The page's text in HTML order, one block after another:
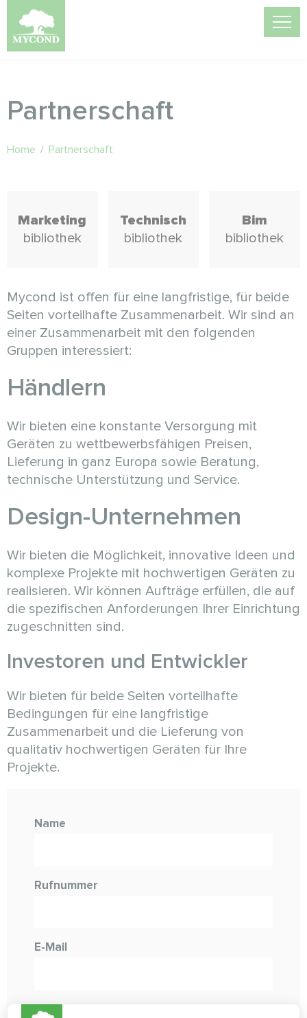
Partnerschaft
Home / Partnerschaft
Marketing
bibliothek
Technisch
bibliothek
Bim
bibliothek
Mycond ist offen für eine langfristige, für beide
Seiten vorteilhafte Zusammenarbeit. Wir sind an
einer Zusammenarbeit mit den folgenden
Gruppen interessiert:
Händlern
Wir bieten eine konstante Versorgung mit
Geräten zu wettbewerbsfähigen Preisen,
Lieferung in ganz Europa sowie Beratung,
technische Unterstützung und Service.
Design-Unternehmen
Wir bieten die Möglichkeit, innovative Ideen und
komplexe Projekte mit hochwertigen Geräten zu
realisieren. Wir können Aufträge erfüllen, die auf
die spezifischen Anforderungen Ihrer Einrichtung
zugeschnitten sind.
Investoren und Entwickler
Wir bieten für beide Seiten vorteilhafte
Bedingungen für eine langfristige
Zusammenarbeit und die Lieferung von
qualitativ hochwertigen Geräten für Ihre
Projekte.
Name
Rufnummer
E-Mail
Thema